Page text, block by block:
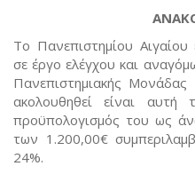
Το Πανεπιστημίου
σε έργο ελέγχου και
Πανεπιστημιακής
ακολουθηθεί είναι
προϋπολογισμός του ως
των 1.200,00€
24%.